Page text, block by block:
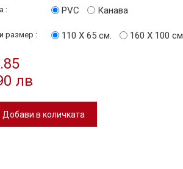
: PVC Канава
размер : 110 Х 65 см. 160 Х 100 см.
лв
Добави в количката